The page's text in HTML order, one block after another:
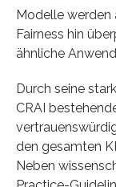
Modelle werden
Fairness hin
ähnliche
Durch seine
CRAI
den gesamten
Neben